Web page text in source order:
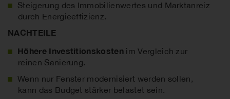
Steigerung des Immobilienwertes und Marktanreiz
durch Energieeffizienz.
NACHTEILE
Höhere Investitionskosten im Vergleich zur
reinen Sanierung.
Wenn nur Fenster modernisiert werden sollen,
kann das Budget stärker belastet sein.